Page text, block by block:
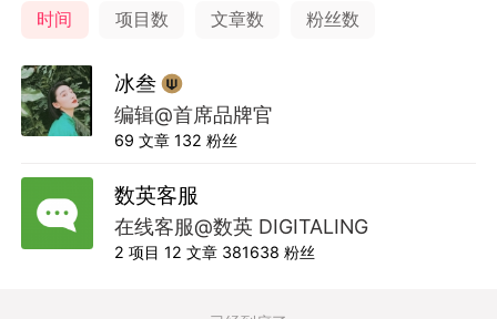
时间 项目数 文章数 粉丝数
冰叁
编辑@首席品牌官
69 文章 132 粉丝
数英客服
在线客服@数英 DIGITALING
2 项目 12 文章 381638 粉丝